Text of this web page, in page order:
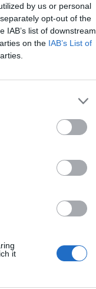
by us or personal
opt-out of the
IAB’s list of downstream
on the IAB’s List of
it